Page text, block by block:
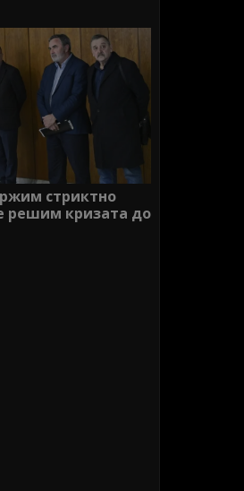
стриктно
решим кризата до